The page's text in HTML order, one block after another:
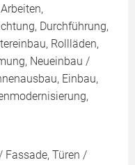
Durchführung,
Rollläden,
Neueinbau /
Einbau,
Fassade, Türen /